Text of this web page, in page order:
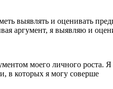
выявлять и оценивать
аргумент, я выявляю и
моего личного роста.
в которых я могу соверше